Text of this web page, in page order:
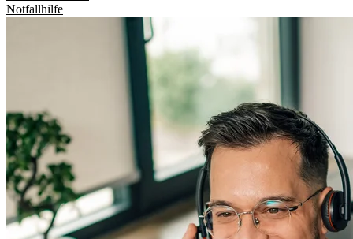
Notfallhilfe